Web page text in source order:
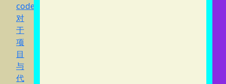
codex
对
于
项
目
与
代